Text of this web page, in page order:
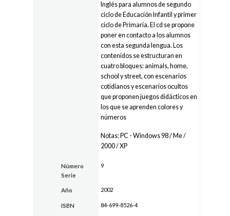
Inglés para alumnos de segundo
ciclo de Educación Infantil y primer
ciclo de Primaria. El cd se propone
poner en contacto a los alumnos
con esta segunda lengua. Los
contenidos se estructuran en
cuatro bloques: animals, home,
school y street, con escenarios
cotidianos y escenarios ocultos
que proponen juegos didácticos en
los que se aprenden colores y
números
Notas: PC - Windows 98 / Me /
2000 / XP
Número
Serie
9
Año 2002
ISBN 84-699-8526-4